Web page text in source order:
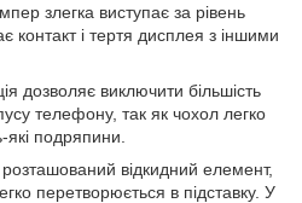
злегка виступає за рівень
і тертя дисплея з іншими
дозволяє виключити більшість
телефону, так як чохол легко
які подряпини.
відкидний елемент,
перетворюється в підставку. У